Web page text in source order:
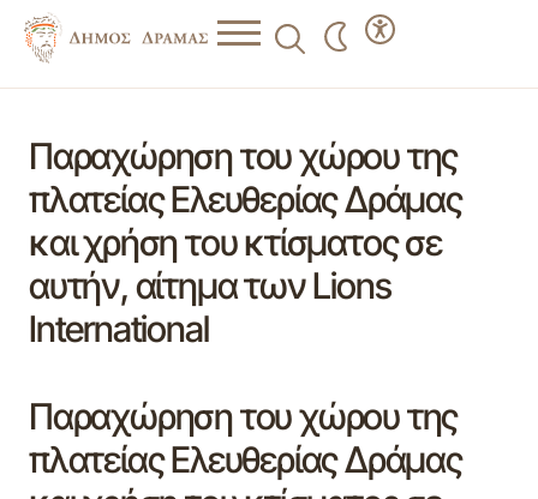
Παραχώρηση του χώρου της
πλατείας Ελευθερίας Δράμας
και χρήση του κτίσματος σε
αυτήν, αίτημα των Lions
Ιnternational
Παραχώρηση του χώρου της
πλατείας Ελευθερίας Δράμας